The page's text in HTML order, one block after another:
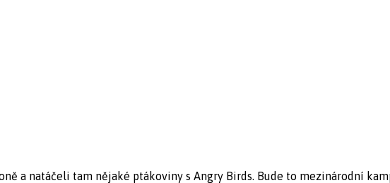
a natáčeli tam nějaké ptákoviny s Angry Birds. Bude to mezinárodní